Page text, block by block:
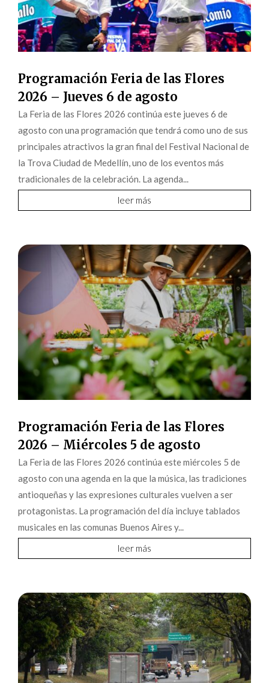
Programación Feria de las Flores
2026 – Jueves 6 de agosto
La Feria de las Flores 2026 continúa este jueves 6 de
agosto con una programación que tendrá como uno de sus
principales atractivos la gran final del Festival Nacional de
la Trova Ciudad de Medellín, uno de los eventos más
tradicionales de la celebración. La agenda...
leer más
Programación Feria de las Flores
2026 – Miércoles 5 de agosto
La Feria de las Flores 2026 continúa este miércoles 5 de
agosto con una agenda en la que la música, las tradiciones
antioqueñas y las expresiones culturales vuelven a ser
protagonistas. La programación del día incluye tablados
musicales en las comunas Buenos Aires y...
leer más